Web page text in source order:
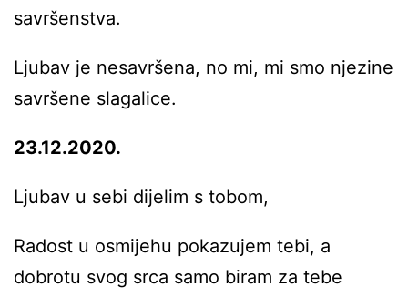
savršenstva.
Ljubav je nesavršena, no mi, mi smo njezine
savršene slagalice.
23.12.2020.
Ljubav u sebi dijelim s tobom,
Radost u osmijehu pokazujem tebi, a
dobrotu svog srca samo biram za tebe